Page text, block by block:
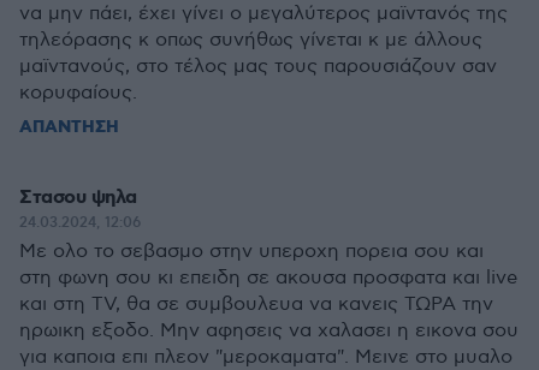
να μην πάει, έχει γίνει ο μεγαλύτερος μαϊντανός της
τηλεόρασης κ οπως συνήθως γίνεται κ με άλλους
μαϊντανούς, στο τέλος μας τους παρουσιάζουν σαν
κορυφαίους.
ΑΠΑΝΤΗΣΗ
Στασου ψηλα
24.03.2024, 12:06
Με ολο το σεβασμο στην υπεροχη πορεια σου και
στη φωνη σου κι επειδη σε ακουσα προσφατα και live
και στη TV, θα σε συμβουλευα να κανεις ΤΩΡΑ την
ηρωικη εξοδο. Μην αφησεις να χαλασει η εικονα σου
για καποια επι πλεον "μεροκαματα". Μεινε στο μυαλο